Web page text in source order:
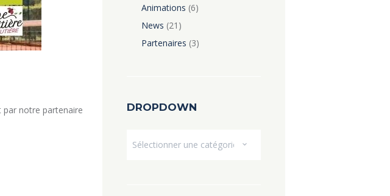
par notre partenaire
Animations (6)
News (21)
Partenaires (3)
DROPDOWN